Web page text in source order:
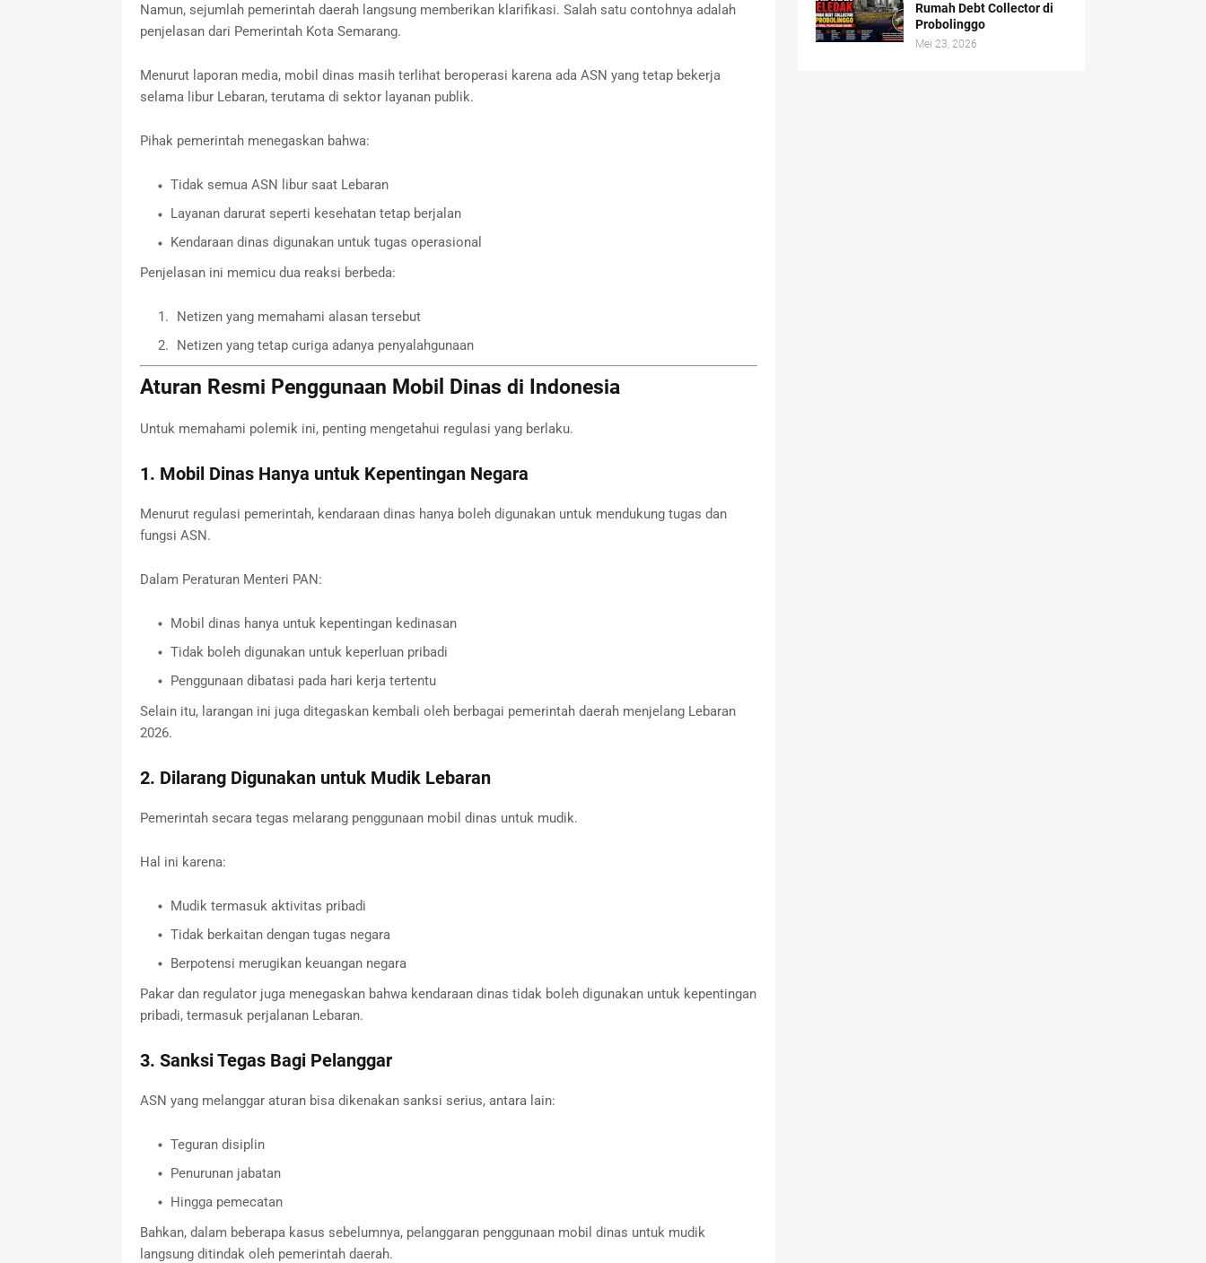
Namun, sejumlah pemerintah daerah langsung memberikan klarifikasi. Salah satu contohnya adalah
penjelasan dari Pemerintah Kota Semarang.
Menurut laporan media, mobil dinas masih terlihat beroperasi karena ada ASN yang tetap bekerja
selama libur Lebaran, terutama di sektor layanan publik.
Pihak pemerintah menegaskan bahwa:
Tidak semua ASN libur saat Lebaran
Layanan darurat seperti kesehatan tetap berjalan
Kendaraan dinas digunakan untuk tugas operasional
Penjelasan ini memicu dua reaksi berbeda:
Netizen yang memahami alasan tersebut
Netizen yang tetap curiga adanya penyalahgunaan
Aturan Resmi Penggunaan Mobil Dinas di Indonesia
Untuk memahami polemik ini, penting mengetahui regulasi yang berlaku.
1. Mobil Dinas Hanya untuk Kepentingan Negara
Menurut regulasi pemerintah, kendaraan dinas hanya boleh digunakan untuk mendukung tugas dan
fungsi ASN.
Dalam Peraturan Menteri PAN:
Mobil dinas hanya untuk kepentingan kedinasan
Tidak boleh digunakan untuk keperluan pribadi
Penggunaan dibatasi pada hari kerja tertentu
Selain itu, larangan ini juga ditegaskan kembali oleh berbagai pemerintah daerah menjelang Lebaran
2026.
2. Dilarang Digunakan untuk Mudik Lebaran
Pemerintah secara tegas melarang penggunaan mobil dinas untuk mudik.
Hal ini karena:
Mudik termasuk aktivitas pribadi
Tidak berkaitan dengan tugas negara
Berpotensi merugikan keuangan negara
Pakar dan regulator juga menegaskan bahwa kendaraan dinas tidak boleh digunakan untuk kepentingan
pribadi, termasuk perjalanan Lebaran.
3. Sanksi Tegas Bagi Pelanggar
ASN yang melanggar aturan bisa dikenakan sanksi serius, antara lain:
Teguran disiplin
Penurunan jabatan
Hingga pemecatan
Bahkan, dalam beberapa kasus sebelumnya, pelanggaran penggunaan mobil dinas untuk mudik
langsung ditindak oleh pemerintah daerah.
Rumah Debt Collector di
Probolinggo
Mei 23, 2026